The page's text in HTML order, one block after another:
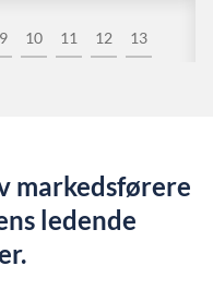
9 10 11 12 13
markedsførere
ledende